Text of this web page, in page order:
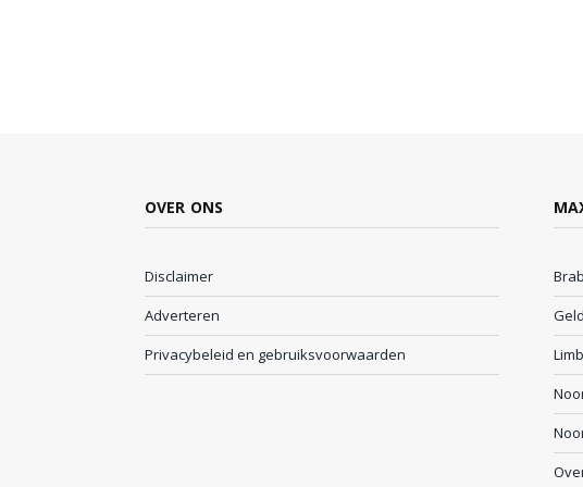
OVER ONS
Disclaimer
Adverteren
Privacybeleid en gebruiksvoorwaarden